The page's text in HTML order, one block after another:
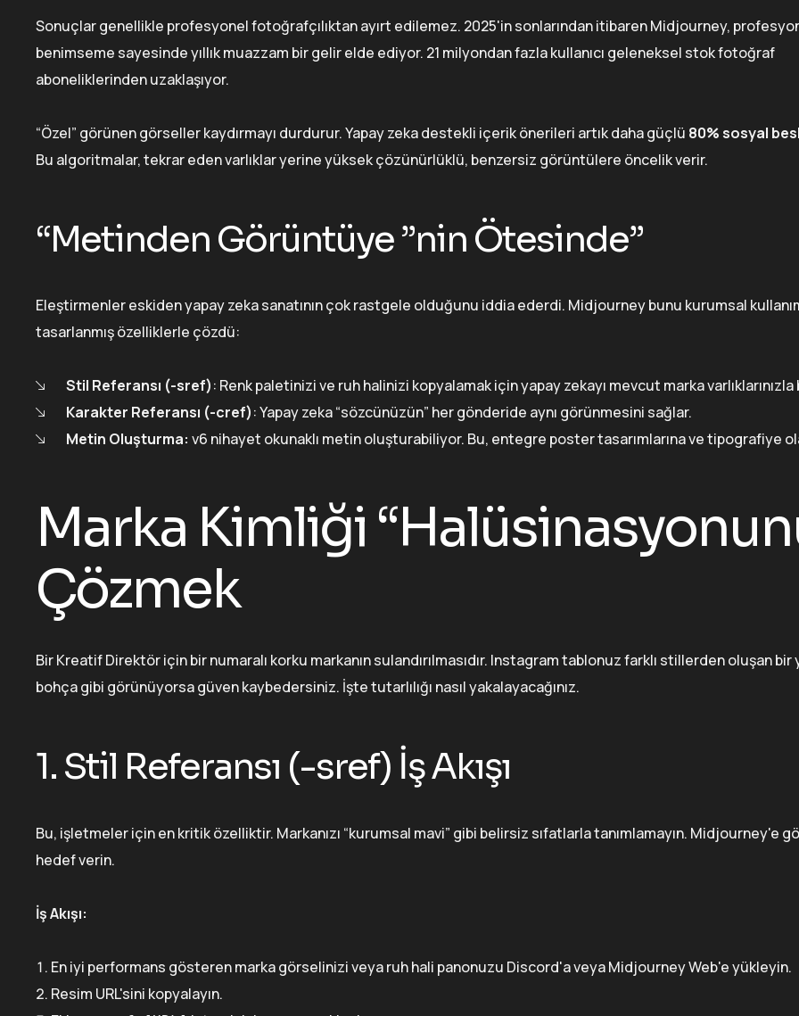
Sonuçlar genellikle profesyonel fotoğrafçılıktan ayırt edilemez. 2025'in sonlarından itibaren Midjourney,
benimseme sayesinde yıllık muazzam bir gelir elde ediyor. 21 milyondan fazla kullanıcı geleneksel stok fotoğraf
aboneliklerinden uzaklaşıyor.
“Özel” görünen görseller kaydırmayı durdurur. Yapay zeka destekli içerik önerileri artık daha güçlü 80% sosyal
Bu algoritmalar, tekrar eden varlıklar yerine yüksek çözünürlüklü, benzersiz görüntülere öncelik verir.
“Metinden Görüntüye ”nin Ötesinde”
Eleştirmenler eskiden yapay zeka sanatının çok rastgele olduğunu iddia ederdi. Midjourney bunu kurumsal
tasarlanmış özelliklerle çözdü:
Stil Referansı (-sref): Renk paletinizi ve ruh halinizi kopyalamak için yapay zekayı mevcut marka varlıklarınızla
Karakter Referansı (-cref): Yapay zeka “sözcünüzün” her gönderide aynı görünmesini sağlar.
Metin Oluşturma: v6 nihayet okunaklı metin oluşturabiliyor. Bu, entegre poster tasarımlarına ve tipografiye
Marka Kimliği
Çözmek
Bir Kreatif Direktör için bir numaralı korku markanın sulandırılmasıdır. Instagram tablonuz farklı stillerden oluşan bir
bohça gibi görünüyorsa güven kaybedersiniz. İşte tutarlılığı nasıl yakalayacağınız.
1. Stil Referansı (-sref) İş Akışı
Bu, işletmeler için en kritik özelliktir. Markanızı “kurumsal mavi” gibi belirsiz sıfatlarla tanımlamayın. Midjourney'e
hedef verin.
İş Akışı:
En iyi performans gösteren marka görselinizi veya ruh hali panonuzu Discord'a veya Midjourney Web'e yükleyin.
Resim URL'sini kopyalayın.